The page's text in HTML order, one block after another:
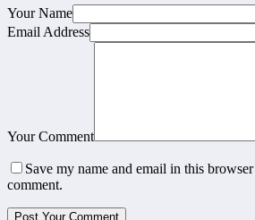
Your Name
Email Address
Your Comment
Save my name and email in this
comment.